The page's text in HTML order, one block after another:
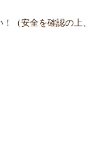
（安全を確認の上、